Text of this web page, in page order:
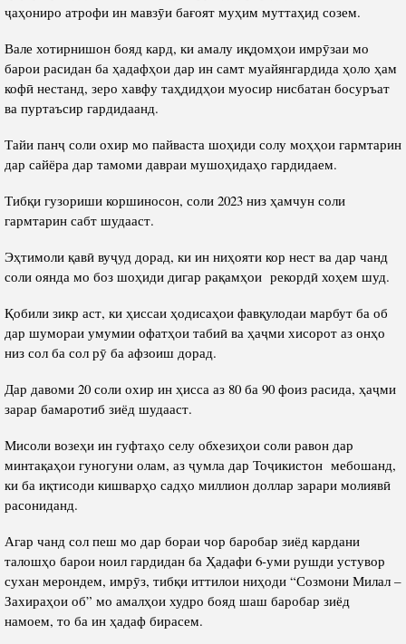
ҷаҳониро атрофи ин мавзӯи бағоят муҳим муттаҳид созем.
Вале хотирнишон бояд кард, ки амалу иқдомҳои имрӯзаи мо
барои расидан ба ҳадафҳои дар ин самт муайянгардида ҳоло ҳам
кофӣ нестанд, зеро хавфу таҳдидҳои муосир нисбатан босуръат
ва пуртаъсир гардидаанд.
Тайи панҷ соли охир мо пайваста шоҳиди солу моҳҳои гармтарин
дар сайёра дар тамоми давраи мушоҳидаҳо гардидаем.
Тибқи гузориши коршиносон, соли 2023 низ ҳамчун соли
гармтарин сабт шудааст.
Эҳтимоли қавӣ вуҷуд дорад, ки ин ниҳояти кор нест ва дар чанд
соли оянда мо боз шоҳиди дигар рақамҳои рекордӣ хоҳем шуд.
Қобили зикр аст, ки ҳиссаи ҳодисаҳои фавқулодаи марбут ба об
дар шумораи умумии офатҳои табиӣ ва ҳаҷми хисорот аз онҳо
низ сол ба сол рӯ ба афзоиш дорад.
Дар давоми 20 соли охир ин ҳисса аз 80 ба 90 фоиз расида, ҳаҷми
зарар бамаротиб зиёд шудааст.
Мисоли возеҳи ин гуфтаҳо селу обхезиҳои соли равон дар
минтақаҳои гуногуни олам, аз ҷумла дар Тоҷикистон мебошанд,
ки ба иқтисоди кишварҳо садҳо миллион доллар зарари молиявӣ
расониданд.
Агар чанд сол пеш мо дар бораи чор баробар зиёд кардани
талошҳо барои ноил гардидан ба Ҳадафи 6-уми рушди устувор
сухан мерондем, имрӯз, тибқи иттилои ниҳоди “Созмони Милал –
Захираҳои об” мо амалҳои худро бояд шаш баробар зиёд
намоем, то ба ин ҳадаф бирасем.